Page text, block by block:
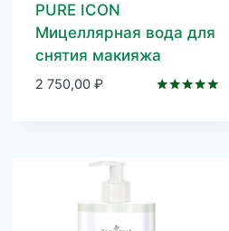
PURE ICON
Мицеллярная вода для
снятия макияжа
2 750,00 ₽